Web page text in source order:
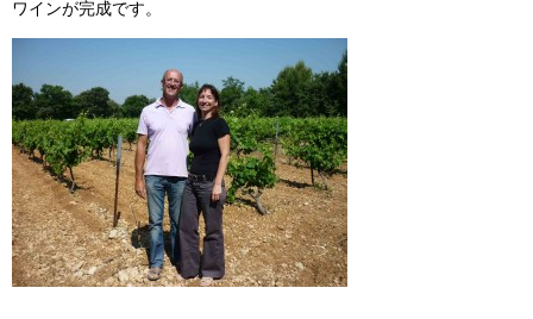
ワインが完成です。